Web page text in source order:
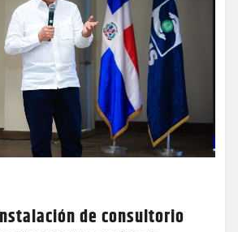
de consultorio